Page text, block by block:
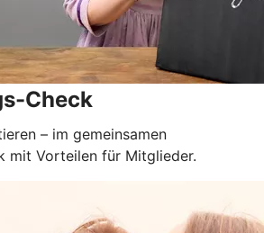
Check
– im gemeinsamen
mit Vorteilen für Mitglieder.